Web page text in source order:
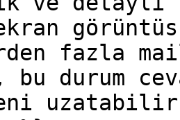
ekran
fazla
bu durum